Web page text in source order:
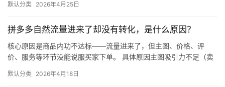
同等级…
默认分类 2026年4月25日
拼多多自然流量进来了却没有转化，是什么原因？
核心原因是商品内功不达标——流量进来了，但主图、价格、评
价、服务等环节没能说服买家下单。 具体原因主图吸引力不足（卖
评少、…
默认分类 2026年4月18日